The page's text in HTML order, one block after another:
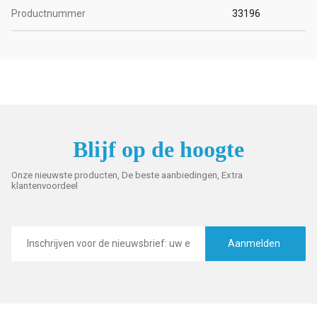
Productnummer 33196
Blijf op de hoogte
Onze nieuwste producten, De beste aanbiedingen, Extra
klantenvoordeel
mailadres
Aanmelden